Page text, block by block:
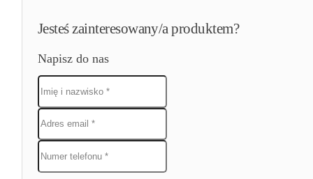
Jesteś zainteresowany/a produktem?
Napisz do nas